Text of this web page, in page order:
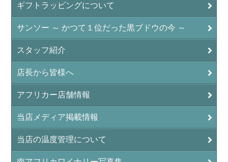
ギフトラッピングについて
サンソー ～ かつて１位だった黒ブドウの今 ～
スタッフ紹介
店長から皆様へ
アフリカー店舗情報
当店メディア掲載情報
当店の温度管理について